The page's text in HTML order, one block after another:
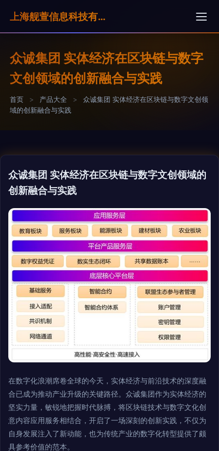
上海舰萱信息科技有限公司
众诚集团 实体经济在区块链与数字
文创领域的创新融合与实践
首页 > 产品大全 >
众诚集团 实体经济在区块链与数字文创领
域的创新融合与实践
众诚集团 实体经济在区块链与数字文创领域的
创新融合与实践
在数字化浪潮席卷全球的今天，实体经济与前沿技术的深度融
合已成为推动产业升级的关键路径。众诚集团作为实体经济的
坚实力量，敏锐地把握时代脉搏，将区块链技术与数字文化创
意内容应用服务相结合，开启了一场深刻的创新实践，不仅为
自身发展注入了新动能，也为传统产业的数字化转型提供了颇
具参考价值的范本。